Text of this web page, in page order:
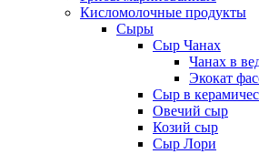
Кисломолочные продукты
Сыры
Сыр Чанах
Чанах в
Экокат
Сыр в
Овечий сыр
Козий сыр
Сыр Лори